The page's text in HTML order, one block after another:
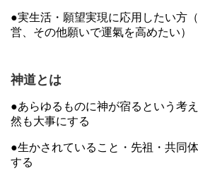
●実生活・願望実現に応用したい方
営、その他願いで運氣を高めたい）
神道とは
●あらゆるものに神が宿るという考
然も大事にする
●生かされていること・先祖・共同
する